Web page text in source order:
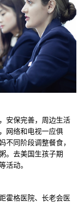
保完善，周边生活
网络和电视一应俱
不同阶段调整餐食，
。去美国生孩子期
活动。
格医院、长老会医